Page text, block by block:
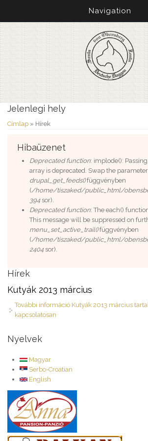
Navigation
Jelenlegi hely
Címlap » Hírek
Hibaüzenet
Deprecated function: implode():
array is deprecated. Swap the
drupal_get_feeds()függvényben
(/home/tiszaked/public_html/
394 sor).
Deprecated function: The each()
This message will be suppressed on
menu_set_active_trail()függvényben
(/home/tiszaked/public_html/
2404 sor).
Hírek
Kutyák 2013 március
További információ Kutyák 2013 március
kapcsolatosan
Nyelvek
Magyar
Serbo-Croatian
English